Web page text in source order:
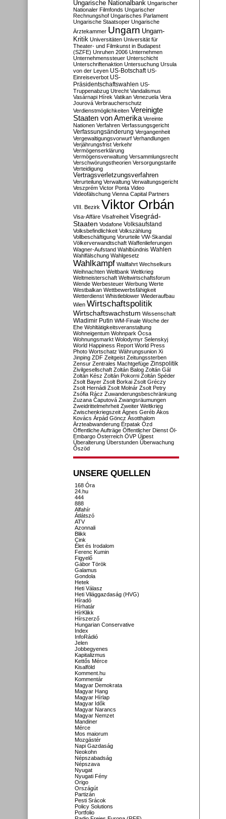
Ungarische Nationalbank Ungarischer
Nationaler Filmfonds Ungarischer
Rechnungshof Ungarisches Parlament
Ungarische Staatsoper Ungarische
Ärztekammer Ungarn Ungarn-
Kritik Universitäten Universität für
Theater- und Filmkunst in Budapest
(SZFE) Unruhen 2006 Unternehmen
Unternehmenssteuer Unterschicht
Unterschriftenaktion Untersuchung Ursula
von der Leyen US-Botschaft US-
Einreiseverbot US-
Präsidentschaftswahlen US-
Truppenabzug Utrecht Vandalismus
Vasárnapi Hírek Vatikan Venezuela Vera
Jourová Verbraucherschutz
Verdienstmöglichkeiten Vereinigte
Staaten von Amerika Vereinte
Nationen Verfahren Verfassungsgericht
Verfassungsänderung Vergangenheit
Vergewaltigungsvorwurf Verhandlungen
Verjährungsfrist Verkehr
Vermögenserklärung
Vermögensverwaltung Versammlungsrecht
Verschwörungstheorien Versorgungstarife
Verteidigung
Vertragsverletzungsverfahren
Verurteilung Verwaltung Verwaltungsgericht
Veszprém Victor Ponta Video
Videofälschung Vienna Capital Partners
VIII. Bezirk Viktor Orbán
Visa-Affäre Visafreiheit Visegrád-
Staaten Vodafone Volksaufstand
Volksbefindlichkeit Volkszählung
Vollbeschäftigung Vorurteile VW-Skandal
Völkerverwandtschaft Waffenlieferungen
Wagner-Aufstand Wahlbündnis Wahlen
Wahlfälschung Wahlgesetz
Wahlkampf Wallfahrt Wechselkurs
Weihnachten Weltbank Weltkrieg
Weltmeisterschaft Weltwirtschaftsforum
Wende Werbesteuer Werbung Werte
Westbalkan Wettbewerbsfähigkeit
Wetterdienst Whistleblower Wiederaufbau
Wien Wirtschaftspolitik
Wirtschaftswachstum Wissenschaft
Wladimir Putin WM-Finale Woche der
Ehe Wohltätigkeitsveranstaltung
Wohneigentum Wohnpark Ócsa
Wohnungsmarkt Wolodymyr Selenskyj
World Happiness Report World Press
Photo Wortschatz Währungsunion Xi
Jinping ZDF Zeitgeist Zeitungssterben
Zensur Zentrales Machtgefüge Zinspolitik
Zivilgesellschaft Zoltán Balog Zoltán Gál
Zoltán Kész Zoltán Pokorni Zoltán Spéder
Zsolt Bayer Zsolt Borkai Zsolt Gréczy
Zsolt Hernádi Zsolt Molnár Zsolt Petry
Zsófia Rácz Zuwanderungsbeschränkung
Zuzana Čaputová Zwangsräumungen
Zweidrittelmehrheit Zweiter Weltkrieg
Zwischenkriegszeit Ágnes Geréb Ákos
Kovács Árpád Göncz Ásotthalom
Ärzteabwanderung Érpatak Ózd
Öffentliche Aufträge Öffentlicher Dienst Öl-
Embargo Österreich ÖVP Újpest
Überalterung Überstunden Überwachung
Őszöd
UNSERE QUELLEN
168 Óra
24.hu
444
888
Alfahír
Átlátszó
ATV
Azonnali
Blikk
Cink
Élet és Irodalom
Ferenc Kumin
Figyelő
Gábor Török
Galamus
Gondola
Hetek
Heti Válasz
Heti Világgazdaság (HVG)
Híradó
Hírhatár
HírKlikk
Hírszerző
Hungarian Conservative
Index
InfoRádió
Jelen
Jobbegyenes
Kapitalizmus
Kettős Mérce
Kisalföld
Komment.hu
Kommentár
Magyar Demokrata
Magyar Hang
Magyar Hírlap
Magyar Idők
Magyar Narancs
Magyar Nemzet
Mandiner
Mérce
Mos maiorum
Mozgástér
Napi Gazdaság
Neokohn
Népszabadság
Népszava
Nyugat
Nyugati Fény
Origo
Országút
Partizán
Pesti Srácok
Policy Solutions
Portfolio